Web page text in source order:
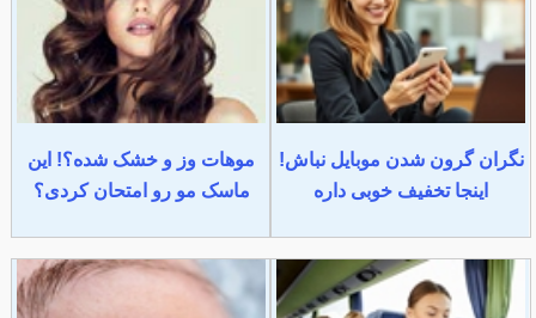
نگران گرون شدن موبایل نباش!
اینجا تخفیف خوبی داره
موهات وز و خشک شده؟! این
ماسک مو رو امتحان کردی؟